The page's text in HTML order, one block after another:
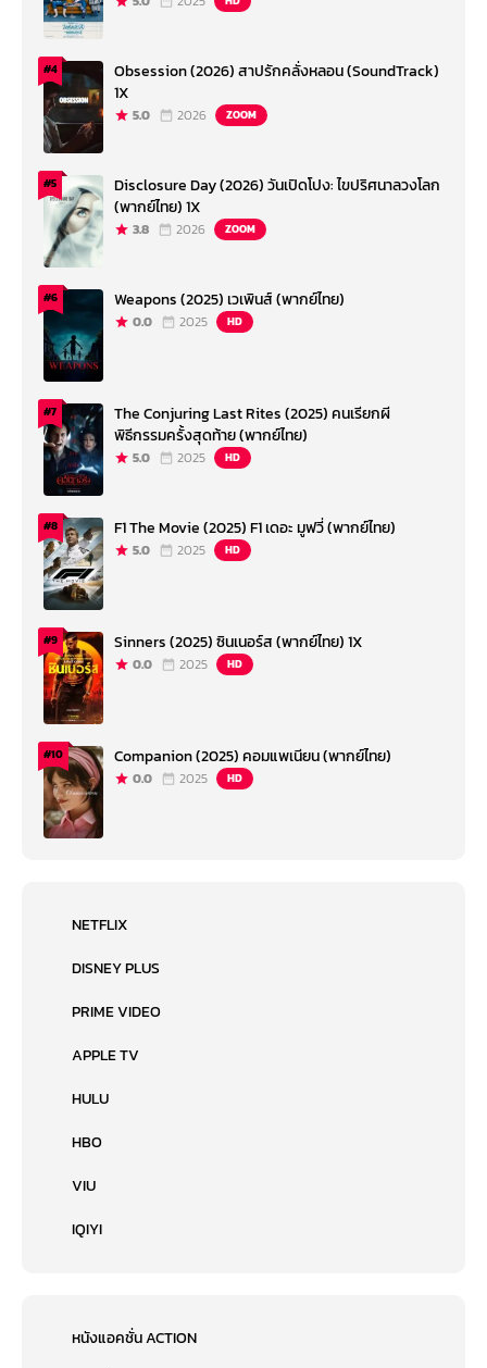
#4
Obsession (2026) สาปรักคลั่งหลอน (SoundTrack)
1X
5.0 2026 ZOOM
#5
Disclosure Day (2026) วันเปิดโปง: ไขปริศนาลวงโลก
(พากย์ไทย) 1X
3.8 2026 ZOOM
#6 Weapons (2025) เวเพินส์ (พากย์ไทย)
0.0 2025 HD
#7
The Conjuring Last Rites (2025) คนเรียกผี
พิธีกรรมครั้งสุดท้าย (พากย์ไทย)
5.0 2025 HD
#8 F1 The Movie (2025) F1 เดอะ มูฟวี่ (พากย์ไทย)
5.0 2025 HD
#9 Sinners (2025) ซินเนอร์ส (พากย์ไทย) 1X
0.0 2025 HD
#10 Companion (2025) คอมแพเนียน (พากย์ไทย)
0.0 2025 HD
NETFLIX
DISNEY PLUS
PRIME VIDEO
APPLE TV
HULU
HBO
VIU
IQIYI
หนังแอคชั่น ACTION